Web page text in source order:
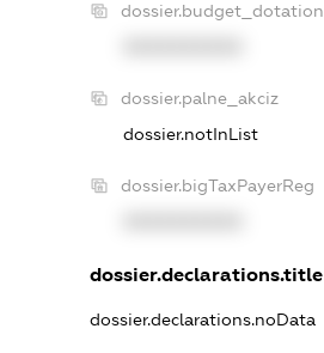
dossier.budget_dotation
dossier.palne_akciz
dossier.notInList
dossier.bigTaxPayerReg
dossier.declarations.title
dossier.declarations.noData